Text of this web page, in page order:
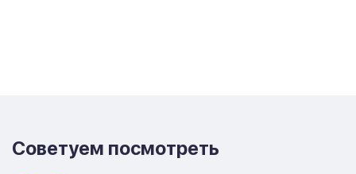
Советуем посмотреть